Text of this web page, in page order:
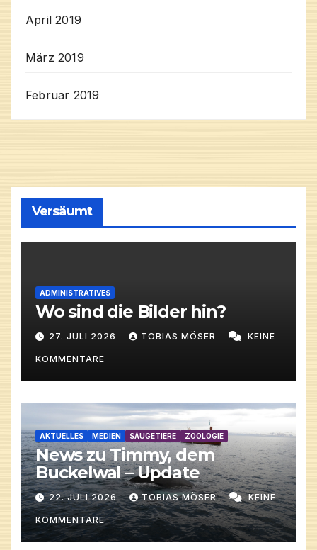
April 2019
März 2019
Februar 2019
Versäumt
ADMINISTRATIVES
Wo sind die Bilder hin?
27. JULI 2026 TOBIAS MÖSER KEINE
KOMMENTARE
AKTUELLES MEDIEN SÄUGETIERE ZOOLOGIE
News zu Timmy, dem
Buckelwal – Update
22. JULI 2026 TOBIAS MÖSER KEINE
KOMMENTARE